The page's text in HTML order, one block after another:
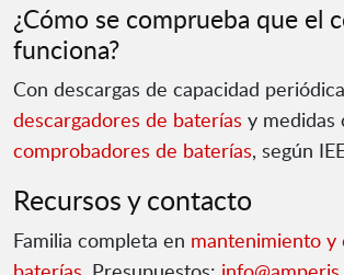
¿Cómo se comprueba que el
funciona?
Con descargas de capacidad
descargadores de baterías y medidas
comprobadores de baterías, según
Recursos y contacto
Familia completa en mantenimiento y